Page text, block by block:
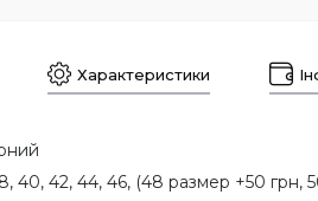
Характеристики
40, 42, 44, 46, (48 размер +50 грн,